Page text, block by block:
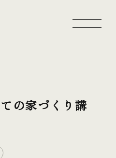
の家づくり講